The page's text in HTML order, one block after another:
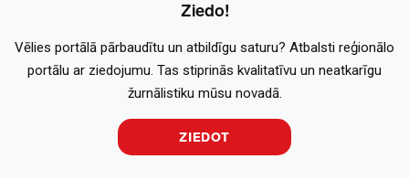
Ziedo!
Vēlies portālā pārbaudītu un atbildīgu saturu? Atbalsti reģionālo
portālu ar ziedojumu. Tas stiprinās kvalitatīvu un neatkarīgu
žurnālistiku mūsu novadā.
ZIEDOT